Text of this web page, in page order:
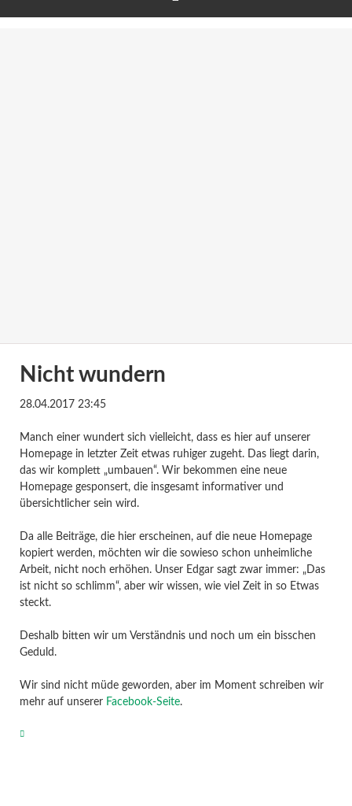
Nicht wundern
28.04.2017 23:45
Manch einer wundert sich vielleicht, dass es hier auf unserer
Homepage in letzter Zeit etwas ruhiger zugeht. Das liegt darin,
das wir komplett „umbauen“. Wir bekommen eine neue
Homepage gesponsert, die insgesamt informativer und
übersichtlicher sein wird.
Da alle Beiträge, die hier erscheinen, auf die neue Homepage
kopiert werden, möchten wir die sowieso schon unheimliche
Arbeit, nicht noch erhöhen. Unser Edgar sagt zwar immer: „Das
ist nicht so schlimm“, aber wir wissen, wie viel Zeit in so Etwas
steckt.
Deshalb bitten wir um Verständnis und noch um ein bisschen
Geduld.
Wir sind nicht müde geworden, aber im Moment schreiben wir
mehr auf unsererFacebook-Seite.